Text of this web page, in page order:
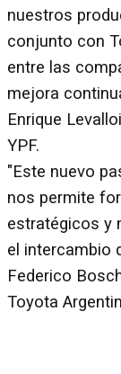
nuestros
conjunto con
entre las
mejora
Enrique
YPF.
"Este nuevo
nos permite
estratégicos y
el intercambio
Federico
Toyota